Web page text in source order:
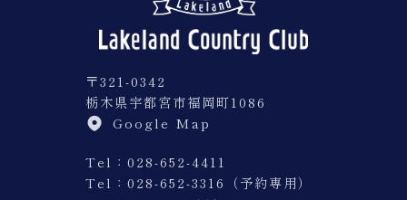
〒321-0342
栃木県宇都宮市福岡町1086
Google Map
Tel：028-652-4411
Tel： 028-652-3316（予約専用）